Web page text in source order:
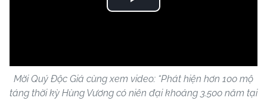
Play
Mời Quý Độc Giả cùng xem video: “Phát hiện hơn 100 mộ
táng thời kỳ Hùng Vương có niên đại khoảng 3.500 năm tại